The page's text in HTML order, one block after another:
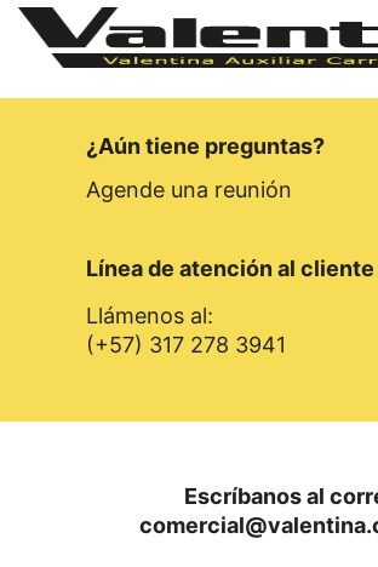
¿Aún tiene preguntas?
Agende una reunión
Línea de atención al cliente
Llámenos al:
(+57) 317 278 3941
Escríbanos al